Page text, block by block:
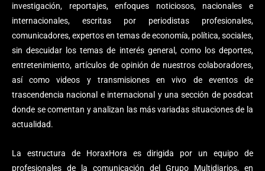
investigación, reportajes, enfoques noticiosos, nacionales e
internacionales, escritas por periodistas profesionales,
comunicadores, expertos en temas de economía, política, sociales,
sin descuidar los temas de interés general, como los deportes,
entretenimiento, artículos de opinión de nuestros colaboradores,
así como videos y transmisiones en vivo de eventos de
trascendencia nacional e internacional y una sección de posdcat
donde se comentan y analizan las más variadas situaciones de la
actualidad.
La estructura de HoraxHora es dirigida por un equipo de
profesionales de la comunicación del Grupo Multidiarios, en